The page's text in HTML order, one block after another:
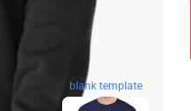
blank template